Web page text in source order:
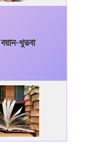
বয়ান-খুতবা